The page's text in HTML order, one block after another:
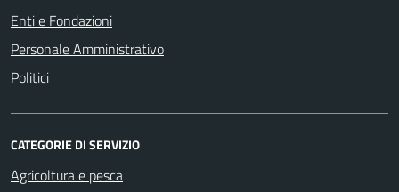
Enti e Fondazioni
Personale Amministrativo
Politici
CATEGORIE DI SERVIZIO
Agricoltura e pesca